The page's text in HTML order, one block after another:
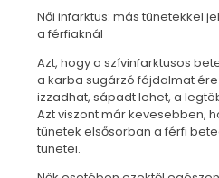
Női infarktus: más tünetekkel
a férfiaknál
Azt, hogy a szívinfarktusos
a karba sugárzó fájdalmat
izzadhat, sápadt lehet, a
Azt viszont már kevesebben,
tünetek elsősorban a férfi
tünetei.